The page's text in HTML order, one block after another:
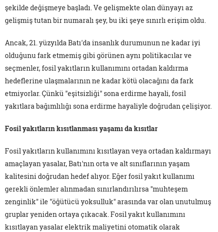
şekilde değişmeye başladı. Ve gelişmekte olan dünyayı az
gelişmiş tutan bir numaralı şey, bu iki şeye sınırlı erişim oldu.
Ancak, 21. yüzyılda Batı'da insanlık durumunun ne kadar iyi
olduğunu fark etmemiş gibi görünen aynı politikacılar ve
seçmenler, fosil yakıtların kullanımını ortadan kaldırma
hedeflerine ulaşmalarının ne kadar kötü olacağını da fark
etmiyorlar. Çünkü "eşitsizliği" sona erdirme hayali, fosil
yakıtlara bağımlılığı sona erdirme hayaliyle doğrudan çelişiyor.
Fosil yakıtların kısıtlanması yaşamı da kısıtlar
Fosil yakıtların kullanımını kısıtlayan veya ortadan kaldırmayı
amaçlayan yasalar, Batı'nın orta ve alt sınıflarının yaşam
kalitesini doğrudan hedef alıyor. Eğer fosil yakıt kullanımı
gerekli önlemler alınmadan sınırlandırılırsa "muhteşem
zenginlik" ile "öğütücü yoksulluk" arasında var olan unutulmuş
gruplar yeniden ortaya çıkacak. Fosil yakıt kullanımını
kısıtlayan yasalar elektrik maliyetini otomatik olarak